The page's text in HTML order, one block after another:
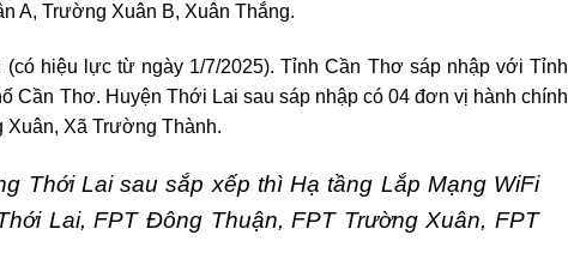
A, Trường Xuân B, Xuân Thắng.
hiệu lực từ ngày 1/7/2025). Tỉnh Cần Thơ sáp nhập với Tỉnh
Cần Thơ. Huyện Thới Lai sau sáp nhập có 04 đơn vị hành chính
Xã Trường Thành.
Thới Lai sau sắp xếp thì Hạ tầng Lắp Mạng WiFi
Lai, FPT Đông Thuận, FPT Trường Xuân, FPT